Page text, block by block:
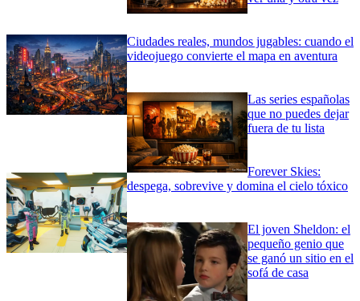
Ciudades reales, mundos jugables: cuando el
videojuego convierte el mapa en aventura
Las series españolas
que no puedes dejar
fuera de tu lista
Forever Skies:
despega, sobrevive y domina el cielo tóxico
El joven Sheldon: el
pequeño genio que
se ganó un sitio en el
sofá de casa